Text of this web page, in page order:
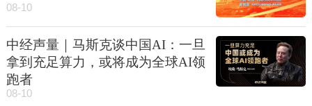
08-10
中经声量｜马斯克谈中国AI：一旦
拿到充足算力，或将成为全球AI领
跑者
08-10